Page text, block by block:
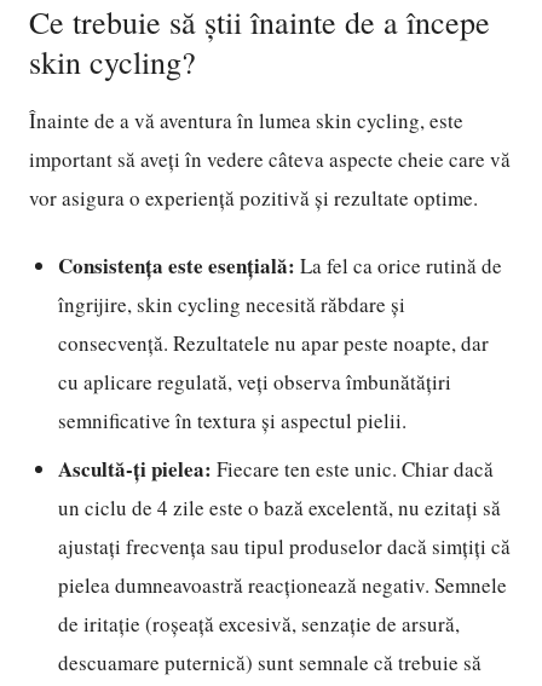
Ce trebuie să știi înainte de a începe
skin cycling?
Înainte de a vă aventura în lumea skin cycling, este
important să aveți în vedere câteva aspecte cheie care vă
vor asigura o experiență pozitivă și rezultate optime.
Consistența este esențială: La fel ca orice rutină de
îngrijire, skin cycling necesită răbdare și
consecvență. Rezultatele nu apar peste noapte, dar
cu aplicare regulată, veți observa îmbunătățiri
semnificative în textura și aspectul pielii.
Ascultă-ți pielea: Fiecare ten este unic. Chiar dacă
un ciclu de 4 zile este o bază excelentă, nu ezitați să
ajustați frecvența sau tipul produselor dacă simțiți că
pielea dumneavoastră reacționează negativ. Semnele
de iritație (roșeață excesivă, senzație de arsură,
descuamare puternică) sunt semnale că trebuie să